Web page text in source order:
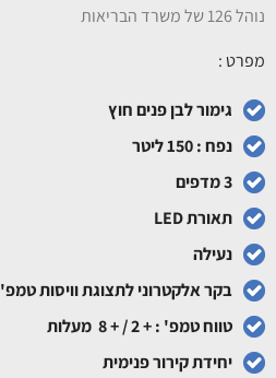
נוהל 126 של משרד הבריאות
מפרט :
גימור לבן פנים חוץ
נפח : 150 ליטר
3 מדפים
תאורת LED
נעילה
בקר אלקטרוני לתצוגת וויסות טמפ'
טווח טמפ' : + 2 / + 8 מעלות
יחידת קירור פנימית